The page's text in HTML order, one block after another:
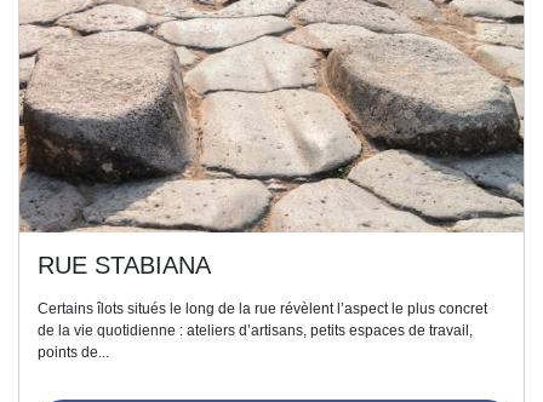
RUE STABIANA
Certains îlots situés le long de la rue révèlent l’aspect le plus concret
de la vie quotidienne : ateliers d’artisans, petits espaces de travail,
points de...